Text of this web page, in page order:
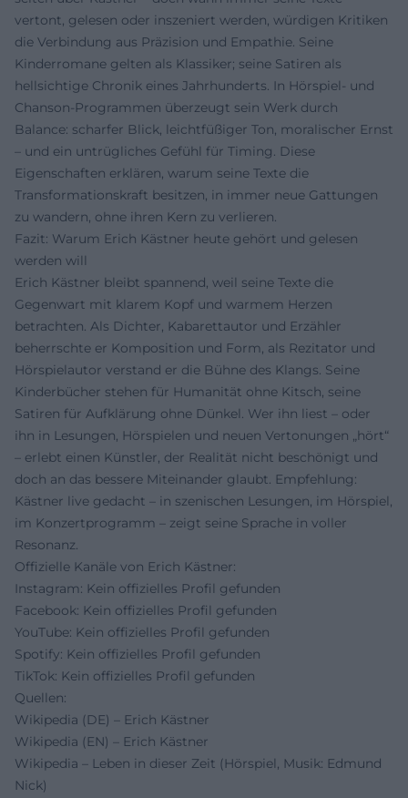
vertont, gelesen oder inszeniert werden, würdigen Kritiken
die Verbindung aus Präzision und Empathie. Seine
Kinderromane gelten als Klassiker; seine Satiren als
hellsichtige Chronik eines Jahrhunderts. In Hörspiel- und
Chanson-Programmen überzeugt sein Werk durch
Balance: scharfer Blick, leichtfüßiger Ton, moralischer Ernst
– und ein untrügliches Gefühl für Timing. Diese
Eigenschaften erklären, warum seine Texte die
Transformationskraft besitzen, in immer neue Gattungen
zu wandern, ohne ihren Kern zu verlieren.
Fazit: Warum Erich Kästner heute gehört und gelesen
werden will
Erich Kästner bleibt spannend, weil seine Texte die
Gegenwart mit klarem Kopf und warmem Herzen
betrachten. Als Dichter, Kabarettautor und Erzähler
beherrschte er Komposition und Form, als Rezitator und
Hörspielautor verstand er die Bühne des Klangs. Seine
Kinderbücher stehen für Humanität ohne Kitsch, seine
Satiren für Aufklärung ohne Dünkel. Wer ihn liest – oder
ihn in Lesungen, Hörspielen und neuen Vertonungen „hört“
– erlebt einen Künstler, der Realität nicht beschönigt und
doch an das bessere Miteinander glaubt. Empfehlung:
Kästner live gedacht – in szenischen Lesungen, im Hörspiel,
im Konzertprogramm – zeigt seine Sprache in voller
Resonanz.
Offizielle Kanäle von Erich Kästner:
Instagram: Kein offizielles Profil gefunden
Facebook: Kein offizielles Profil gefunden
YouTube: Kein offizielles Profil gefunden
Spotify: Kein offizielles Profil gefunden
TikTok: Kein offizielles Profil gefunden
Quellen:
Wikipedia (DE) – Erich Kästner
Wikipedia (EN) – Erich Kästner
Wikipedia – Leben in dieser Zeit (Hörspiel, Musik: Edmund
Nick)